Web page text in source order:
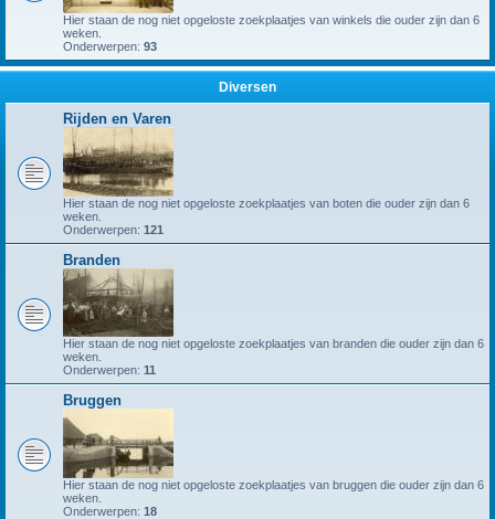
Hier staan de nog niet opgeloste zoekplaatjes van winkels die ouder zijn dan 6
weken.
Onderwerpen: 93
Diversen
Rijden en Varen
Hier staan de nog niet opgeloste zoekplaatjes van boten die ouder zijn dan 6
weken.
Onderwerpen: 121
Branden
Hier staan de nog niet opgeloste zoekplaatjes van branden die ouder zijn dan 6
weken.
Onderwerpen: 11
Bruggen
Hier staan de nog niet opgeloste zoekplaatjes van bruggen die ouder zijn dan 6
weken.
Onderwerpen: 18